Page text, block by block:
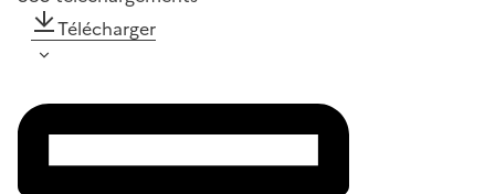
Télécharger